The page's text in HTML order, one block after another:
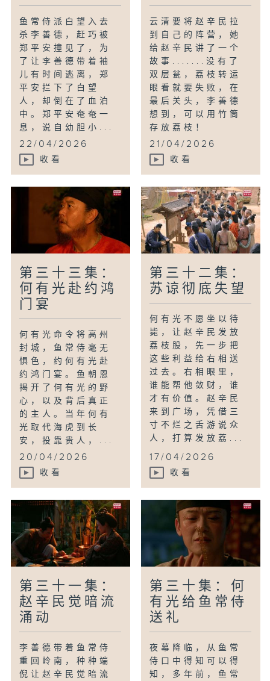
鱼常侍派白望入去
杀李善德，赶巧被
郑平安撞见了，为
了让李善德带着袖
儿有时间逃离，郑
平安拦下了白望
人，却倒在了血泊
中。郑平安奄奄一
息，说自幼胆小...
22/04/2026
收看
云清要将赵辛民拉
到自己的阵营，她
给赵辛民讲了一个
故事.......没有了
双层瓮，荔枝转运
眼看就要失败，在
最后关头，李善德
想到，可以用竹筒
存放荔枝！
21/04/2026
收看
第三十三集：
何有光赴约鸿
门宴
何有光命令将高州
封城，鱼常侍毫无
惧色，约何有光赴
约鸿门宴。鱼朝恩
揭开了何有光的野
心，以及背后真正
的主人。当年何有
光取代海虎到长
安，投靠贵人，...
20/04/2026
收看
第三十二集：
苏谅彻底失望
何有光不愿坐以待
毙，让赵辛民发放
荔枝股，先一步把
这些利益给右相送
过去。右相眼里，
谁能帮他敛财，谁
才有价值。赵辛民
来到广场，凭借三
寸不烂之舌游说众
人，打算发放荔...
17/04/2026
收看
第三十一集：
赵辛民觉暗流
涌动
李善德带着鱼常侍
重回岭南，种种端
倪让赵辛民觉暗流
第三十集：何
有光给鱼常侍
送礼
夜幕降临，从鱼常
侍口中得知可以得
知，多年前，鱼常